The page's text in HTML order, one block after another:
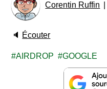
Corentin Ruffin
🔈 Écouter
AIRDROP GOOGLE